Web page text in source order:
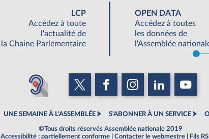
LCP
Accédez à toute
l'actualité de
la Chaine Parlementaire
OPEN DATA
Accédez à toutes
les données de
l'Assemblée
UNE SEMAINE À L'ASSEMBLÉE S'ABONNER À UN SERVICE
©Tous droits réservés Assemblée nationale 2019
Accessibilité : partiellement conforme Contacter le webmestre Fils